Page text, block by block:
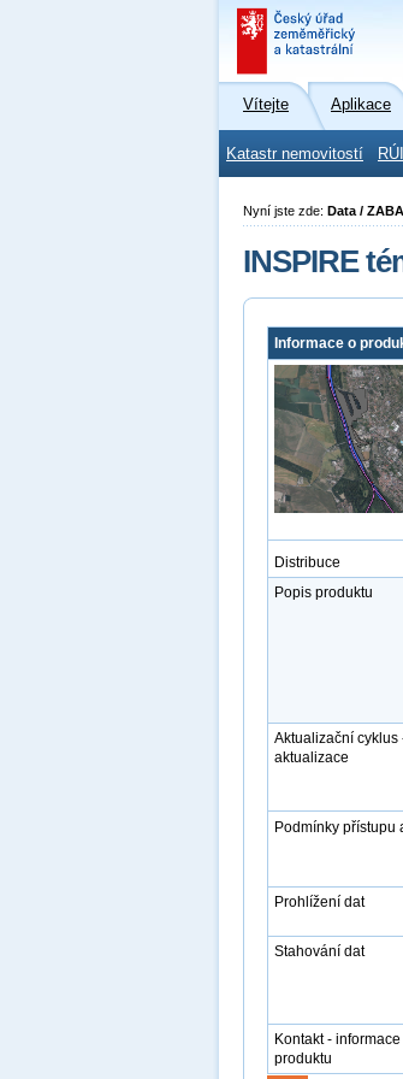
Vítejte Aplikace
Katastr nemovitostí
Nyní jste zde: Data /
INSPIRE
Informace o
Distribuce
Popis produktu
Aktualizační cyklus
aktualizace
Podmínky přístupu
Prohlížení dat
Stahování dat
Kontakt -
produktu